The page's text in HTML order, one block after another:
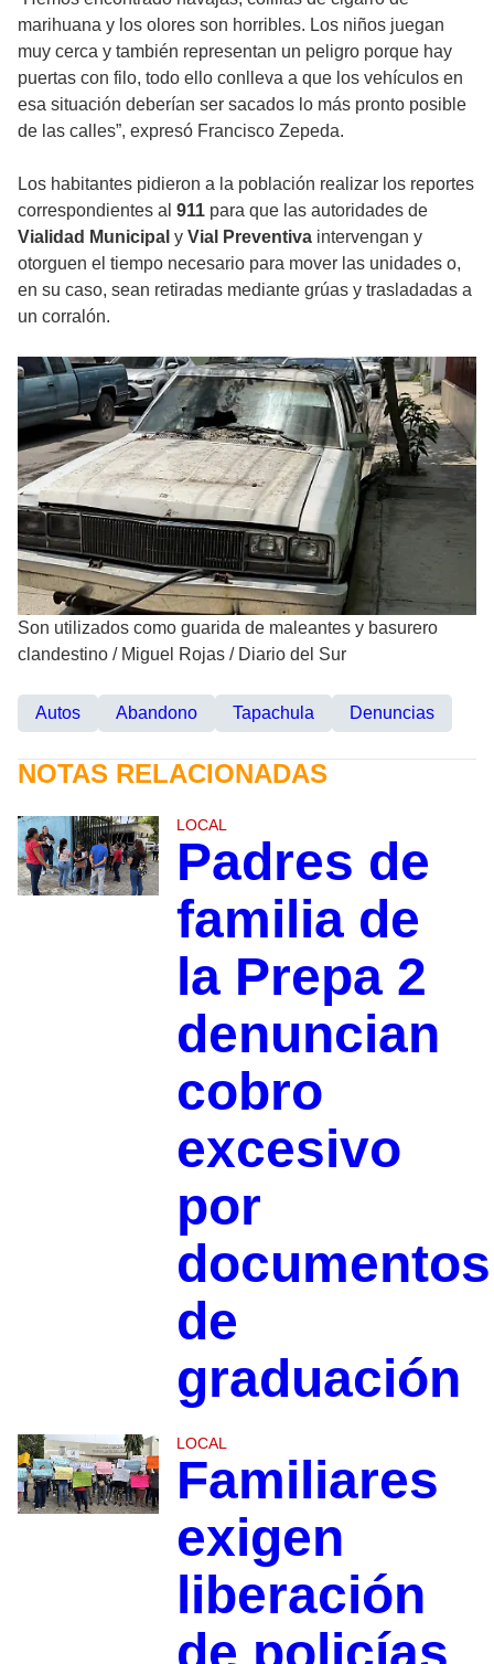
marihuana y los olores son horribles. Los niños juegan
muy cerca y también representan un peligro porque hay
puertas con filo, todo ello conlleva a que los vehículos en
esa situación deberían ser sacados lo más pronto posible
de las calles”, expresó Francisco Zepeda.
Los habitantes pidieron a la población realizar los reportes
correspondientes al 911 para que las autoridades de
Vialidad Municipal y Vial Preventiva intervengan y
otorguen el tiempo necesario para mover las unidades o,
en su caso, sean retiradas mediante grúas y trasladadas a
un corralón.
Son utilizados como guarida de maleantes y basurero
clandestino / Miguel Rojas / Diario del Sur
Autos Abandono Tapachula Denuncias
NOTAS RELACIONADAS
LOCAL
Padres de
familia de
la Prepa 2
denuncian
cobro
excesivo
por
documentos
de
graduación
LOCAL
Familiares
exigen
liberación